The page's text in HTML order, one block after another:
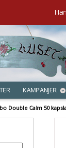
KAMPANJER
Double Calm 50